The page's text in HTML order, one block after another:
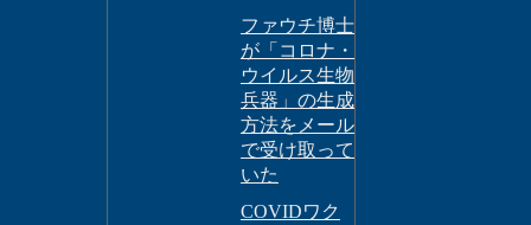
ファウチ博士
が「コロナ・
ウイルス生物
兵器」の生成
方法をメール
で受け取って
いた
COVIDワク